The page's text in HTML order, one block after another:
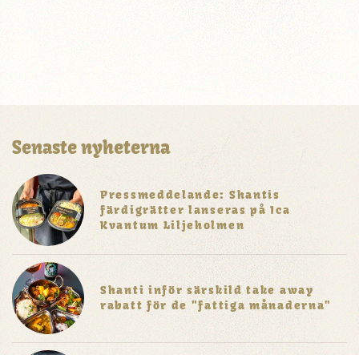
Senaste nyheterna
Pressmeddelande: Shantis
färdigrätter lanseras på Ica
Kvantum Liljeholmen
Shanti inför särskild take away
rabatt för de "fattiga månaderna"